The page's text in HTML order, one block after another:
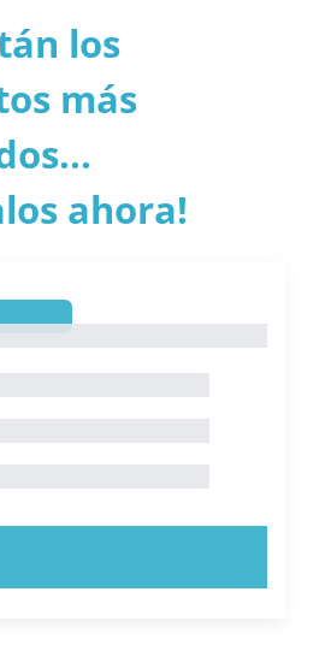
los
más
ahora!